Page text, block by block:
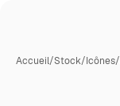
Accueil/Stock/Icônes/